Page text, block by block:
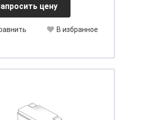
цену
В избранное